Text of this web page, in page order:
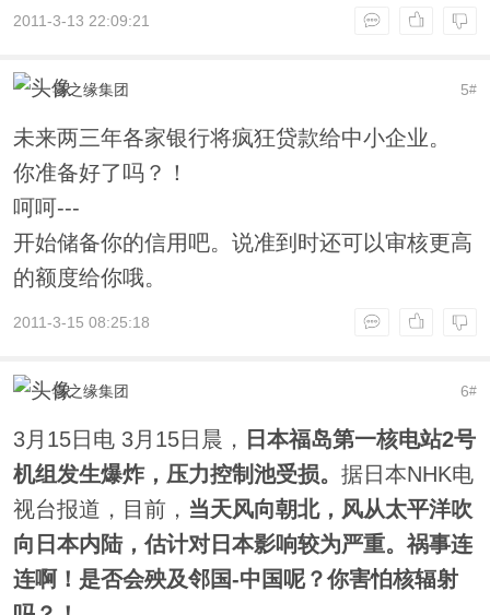
2011-3-13 22:09:21
5#
喜之缘集团
未来两三年各家银行将疯狂贷款给中小企业。
你准备好了吗？！
呵呵---
开始储备你的信用吧。说准到时还可以审核更高
的额度给你哦。
2011-3-15 08:25:18
6#
喜之缘集团
3月15日电 3月15日晨， 日本福岛第一核电站2号
机组发生爆炸，压力控制池受损。 据日本NHK电
视台报道，目前， 当天风向朝北，风从太平洋吹
向日本内陆，估计对日本影响较为严重。祸事连
连啊！是否会殃及邻国-中国呢？你害怕核辐射